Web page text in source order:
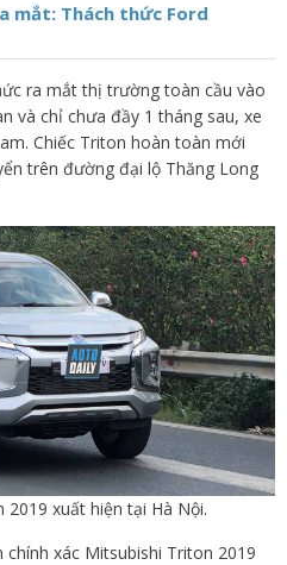
mắt: Thách thức Ford
ra mắt thị trường toàn cầu vào
và chỉ chưa đầy 1 tháng sau, xe
Chiếc Triton hoàn toàn mới
trên đường đại lộ Thăng Long
2019 xuất hiện tại Hà Nội.
xác Mitsubishi Triton 2019